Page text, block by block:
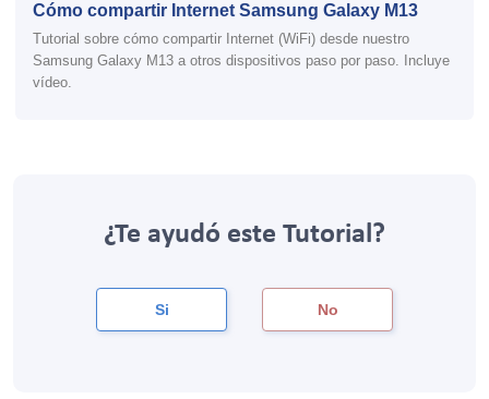
Cómo compartir Internet Samsung Galaxy M13
Tutorial sobre cómo compartir Internet (WiFi) desde nuestro
Samsung Galaxy M13 a otros dispositivos paso por paso. Incluye
vídeo.
¿Te ayudó este Tutorial?
Si No